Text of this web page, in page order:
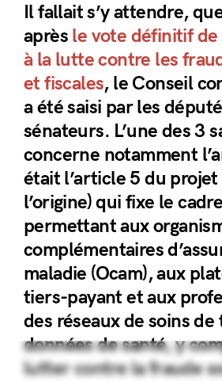
Il fallait s’y attendre,
après le vote définitif
à la lutte contre les
et fiscales, le Conseil
a été saisi par les
sénateurs. L’une des 3
concerne notamment
était l’article 5 du projet
l’origine) qui fixe le
permettant aux
complémentaires
maladie (Ocam), aux
tiers-payant et aux
des réseaux de soins
données de santé, y
lutter contre la fraude